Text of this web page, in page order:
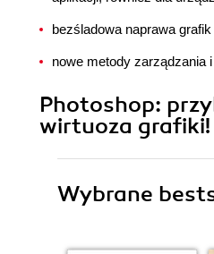
bezśladowa naprawa grafik
nowe metody zarządzania
Photoshop:
wirtuoza grafiki!
Wybrane